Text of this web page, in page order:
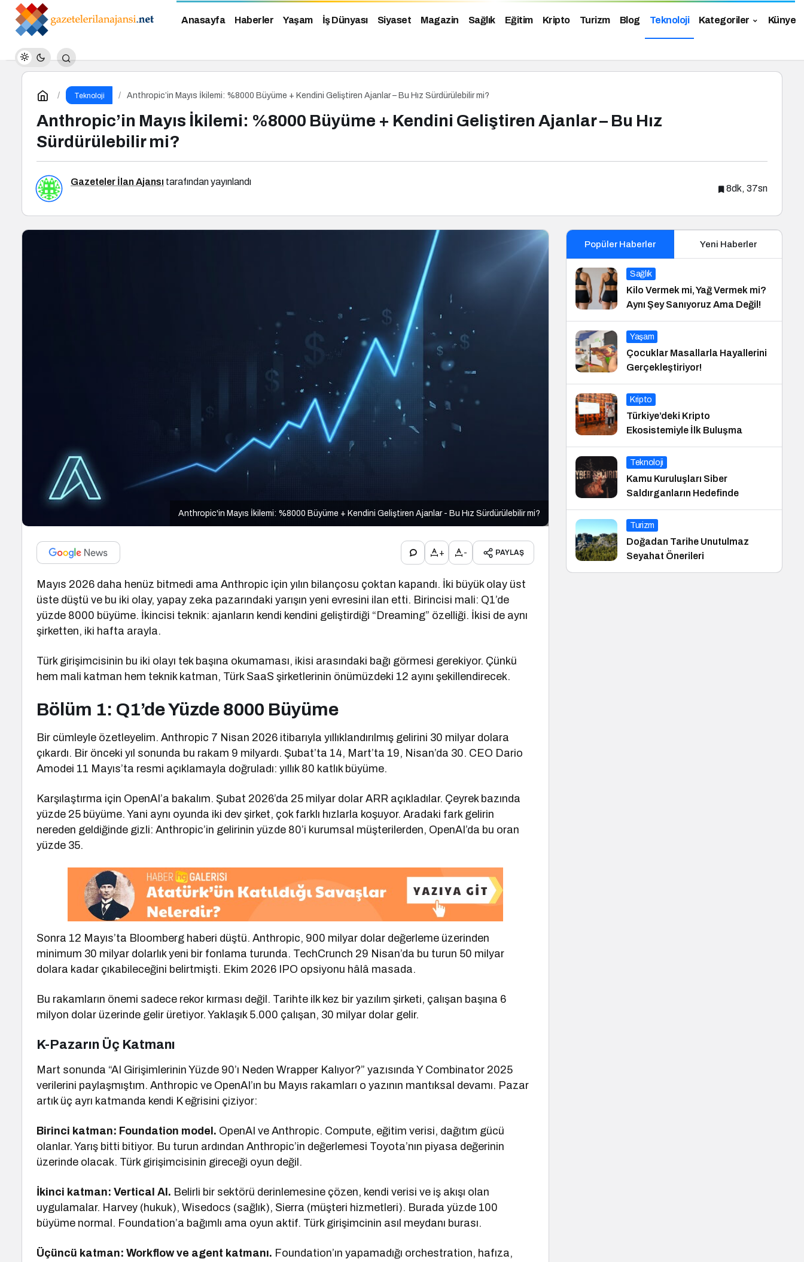
Anasayfa Haberler Yaşam İş Dünyası Siyaset Magazin Sağlık Eğitim Kripto Turizm Blog Teknoloji Kategoriler Künye
Teknoloji Anthropic’in Mayıs İkilemi: %8000 Büyüme + Kendini Geliştiren Ajanlar – Bu Hız Sürdürülebilir mi?
Anthropic’in Mayıs İkilemi: %8000 Büyüme + Kendini Geliştiren Ajanlar – Bu Hız
Sürdürülebilir mi?
Gazeteler İlan Ajansı tarafından yayınlandı
8dk, 37sn
Anthropic'in Mayıs İkilemi: %8000 Büyüme + Kendini Geliştiren Ajanlar - Bu Hız Sürdürülebilir mi?
+ - PAYLAŞ
Mayıs 2026 daha henüz bitmedi ama Anthropic için yılın bilançosu çoktan kapandı. İki büyük olay üst
üste düştü ve bu iki olay, yapay zeka pazarındaki yarışın yeni evresini ilan etti. Birincisi mali: Q1’de
yüzde 8000 büyüme. İkincisi teknik: ajanların kendi kendini geliştirdiği “Dreaming” özelliği. İkisi de aynı
şirketten, iki hafta arayla.
Türk girişimcisinin bu iki olayı tek başına okumaması, ikisi arasındaki bağı görmesi gerekiyor. Çünkü
hem mali katman hem teknik katman, Türk SaaS şirketlerinin önümüzdeki 12 ayını şekillendirecek.
Bölüm 1: Q1’de Yüzde 8000 Büyüme
Bir cümleyle özetleyelim. Anthropic 7 Nisan 2026 itibarıyla yıllıklandırılmış gelirini 30 milyar dolara
çıkardı. Bir önceki yıl sonunda bu rakam 9 milyardı. Şubat’ta 14, Mart’ta 19, Nisan’da 30. CEO Dario
Amodei 11 Mayıs’ta resmi açıklamayla doğruladı: yıllık 80 katlık büyüme.
Karşılaştırma için OpenAI’a bakalım. Şubat 2026’da 25 milyar dolar ARR açıkladılar. Çeyrek bazında
yüzde 25 büyüme. Yani aynı oyunda iki dev şirket, çok farklı hızlarla koşuyor. Aradaki fark gelirin
nereden geldiğinde gizli: Anthropic’in gelirinin yüzde 80’i kurumsal müşterilerden, OpenAI’da bu oran
yüzde 35.
Sonra 12 Mayıs’ta Bloomberg haberi düştü. Anthropic, 900 milyar dolar değerleme üzerinden
minimum 30 milyar dolarlık yeni bir fonlama turunda. TechCrunch 29 Nisan’da bu turun 50 milyar
dolara kadar çıkabileceğini belirtmişti. Ekim 2026 IPO opsiyonu hâlâ masada.
Bu rakamların önemi sadece rekor kırması değil. Tarihte ilk kez bir yazılım şirketi, çalışan başına 6
milyon dolar üzerinde gelir üretiyor. Yaklaşık 5.000 çalışan, 30 milyar dolar gelir.
K-Pazarın Üç Katmanı
Mart sonunda “AI Girişimlerinin Yüzde 90’ı Neden Wrapper Kalıyor?” yazısında Y Combinator 2025
verilerini paylaşmıştım. Anthropic ve OpenAI’ın bu Mayıs rakamları o yazının mantıksal devamı. Pazar
artık üç ayrı katmanda kendi K eğrisini çiziyor:
Birinci katman: Foundation model. OpenAI ve Anthropic. Compute, eğitim verisi, dağıtım gücü
olanlar. Yarış bitti bitiyor. Bu turun ardından Anthropic’in değerlemesi Toyota’nın piyasa değerinin
üzerinde olacak. Türk girişimcisinin gireceği oyun değil.
İkinci katman: Vertical AI. Belirli bir sektörü derinlemesine çözen, kendi verisi ve iş akışı olan
uygulamalar. Harvey (hukuk), Wisedocs (sağlık), Sierra (müşteri hizmetleri). Burada yüzde 100
büyüme normal. Foundation’a bağımlı ama oyun aktif. Türk girişimcinin asıl meydanı burası.
Üçüncü katman: Workflow ve agent katmanı. Foundation’ın yapamadığı orchestration, hafıza,
Popüler Haberler Yeni Haberler
Sağlık
Kilo Vermek mi, Yağ Vermek mi?
Aynı Şey Sanıyoruz Ama Değil!
Yaşam
Çocuklar Masallarla Hayallerini
Gerçekleştiriyor!
Kripto
Türkiye’deki Kripto
Ekosistemiyle İlk Buluşma
Teknoloji
Kamu Kuruluşları Siber
Saldırganların Hedefinde
Turizm
Doğadan Tarihe Unutulmaz
Seyahat Önerileri